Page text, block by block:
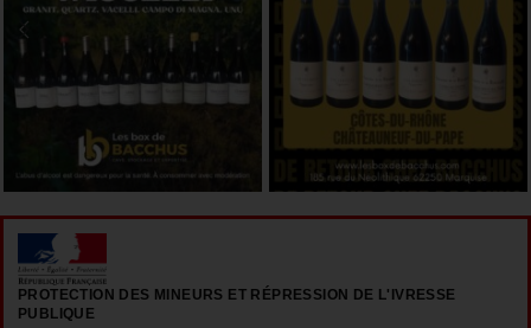
PROTECTION DES MINEURS ET RÉPRESSION DE L'IVRESSE
PUBLIQUE